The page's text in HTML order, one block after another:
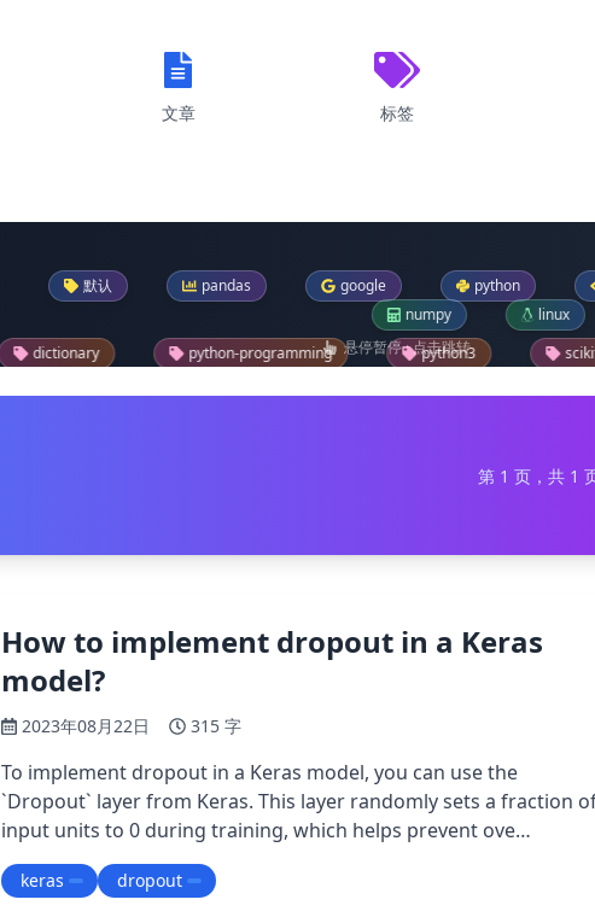
文章 标签
pandas google python programming
linux
python-programming python3 scikit-learn
json windows-11 os sklearn pip
悬停暂停 · 点击跳转
第 1 页，共 1
How to implement dropout in a Keras
model?
2023年08月22日 315 字
To implement dropout in a Keras model, you can use the
`Dropout` layer from Keras. This layer randomly sets a fraction
input units to 0 during training, which helps prevent ove…
keras dropout